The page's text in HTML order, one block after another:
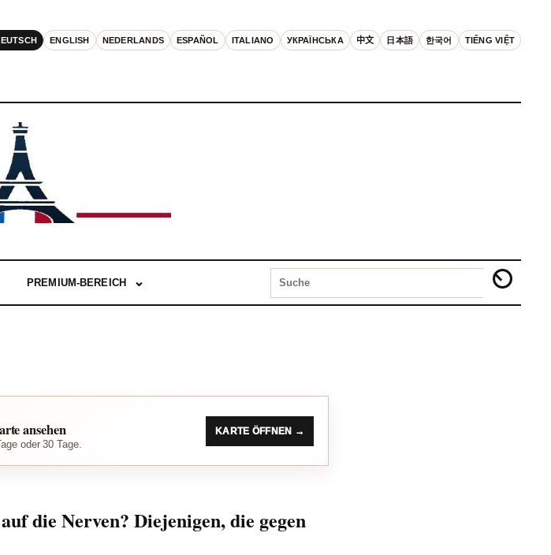
ENGLISH NEDERLANDS ESPAÑOL ITALIANO УКРАЇНСЬКА 中文 日本語 한국어 TIẾNG VIỆT
PREMIUM-BEREICH
ansehen
oder 30 Tage.
KARTE ÖFFNEN →
die Nerven? Diejenigen, die gegen